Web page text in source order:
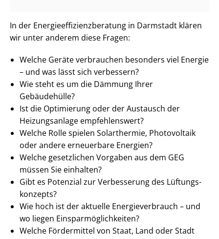
In der En­er­gie­ef­fi­zi­enz­be­ra­tung in Darmstadt klären
wir unter anderem diese Fragen:
Welche Geräte verbrauchen besonders viel Energie
– und was lässt sich verbessern?
Wie steht es um die Dämmung Ihrer
Gebäudehülle?
Ist die Optimierung oder der Austausch der
Heizungsanlage empfehlenswert?
Welche Rolle spielen Solarthermie, Photovoltaik
oder andere erneuerbare Energien?
Welche gesetzlichen Vorgaben aus dem GEG
müssen Sie einhalten?
Gibt es Potenzial zur Verbesserung des Lüf­tungs­
kon­zepts?
Wie hoch ist der aktuelle En­er­gie­ver­brauch – und
wo liegen Ein­spar­mög­lich­kei­ten?
Welche Fördermittel von Staat, Land oder Stadt